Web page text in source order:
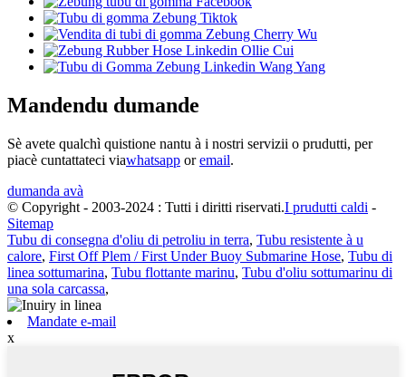
Mandendu dumande
Sè avete qualchì quistione nantu à i nostri servizii o prudutti, per
piacè cuntattateci viawhatsapp oremail.
dumanda avà
© Copyright - 2003-2024 : Tutti i diritti riservati.I prudutti caldi -
Sitemap
Tubu di consegna d'oliu di petroliu in terra, Tubu resistente à u
calore, First Off Plem / First Under Buoy Submarine Hose, Tubu di
linea sottumarina, Tubu flottante marinu, Tubu d'oliu sottumarinu di
una sola carcassa,
Mandate e-mail
x